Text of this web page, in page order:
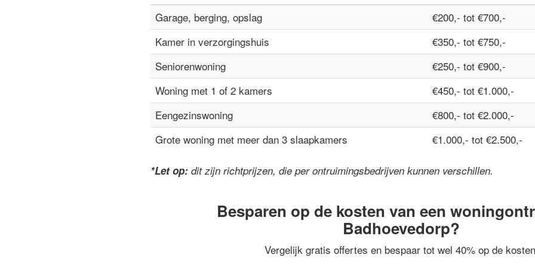
Garage, berging, opslag
€200,- tot €700,-
Kamer in verzorgingshuis
€350,- tot €750,-
Seniorenwoning
€250,- tot €900,-
Woning met 1 of 2 kamers
€450,- tot €1.000,-
Eengezinswoning
€800,- tot €2.000,-
Grote woning met meer dan 3 slaapkamers
€1.000,- tot €2.500,-
*Let op: dit zijn richtprijzen, die per ontruimingsbedrijven kunnen verschillen.
Besparen op de kosten van een
Badhoevedorp?
Vergelijk gratis offertes en bespaar tot wel 40% op de